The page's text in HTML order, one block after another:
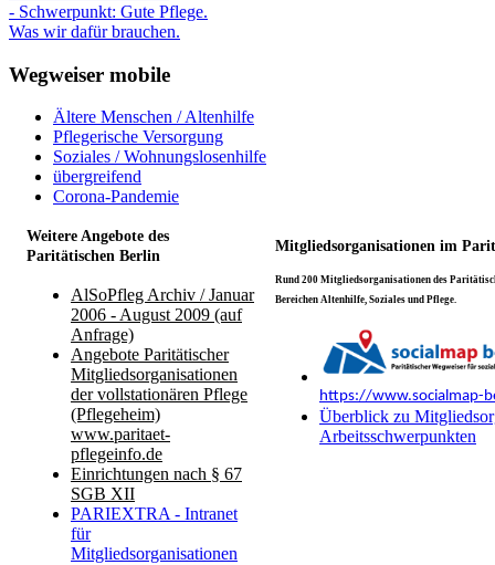
- Schwerpunkt: Gute Pflege.
Was wir dafür brauchen.
Wegweiser mobile
Ältere Menschen / Altenhilfe
Pflegerische Versorgung
Soziales / Wohnungslosenhilfe
übergreifend
Corona-Pandemie
Weitere Angebote des
Paritätischen Berlin
Mitgliedsorganisationen im
AlSoPfleg Archiv / Januar
2006 - August 2009 (auf
Anfrage)
Angebote Paritätischer
Mitgliedsorganisationen
der vollstationären Pflege
(Pflegeheim)
www.paritaet-
pflegeinfo.de
Einrichtungen nach § 67
SGB XII
PARIEXTRA - Intranet
für
Mitgliedsorganisationen
Rund 200 Mitgliedsorganisationen des
Bereichen Altenhilfe, Soziales und Pflege.
https://www.socialmap-
Überblick zu
Arbeitsschwerpunkten